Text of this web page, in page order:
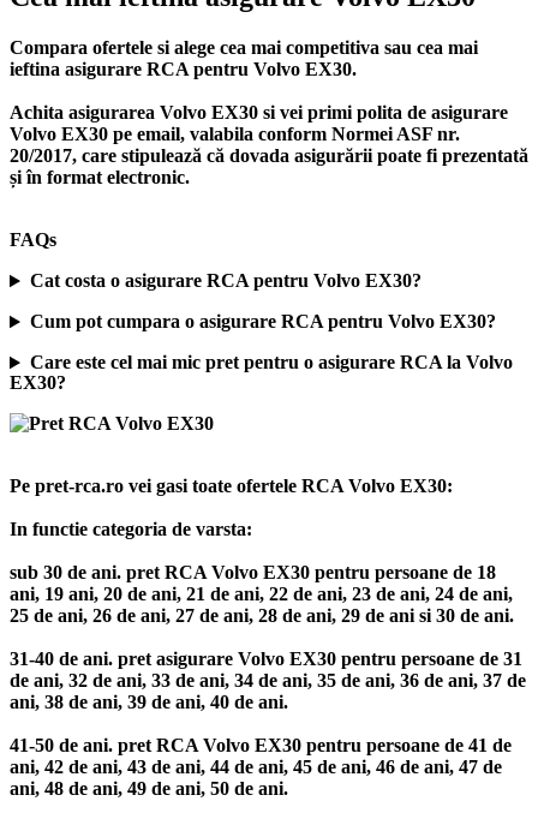
Compara ofertele si alege cea mai competitiva sau cea mai
ieftina asigurare RCA pentru Volvo EX30.
Achita asigurarea Volvo EX30 si vei primi polita de asigurare
Volvo EX30 pe email, valabila conform Normei ASF nr.
20/2017, care stipulează că dovada asigurării poate fi prezentată
și în format electronic.
FAQs
Cat costa o asigurare RCA pentru Volvo EX30?
Cum pot cumpara o asigurare RCA pentru Volvo EX30?
Care este cel mai mic pret pentru o asigurare RCA la Volvo
EX30?
Pe pret-rca.ro vei gasi toate ofertele RCA Volvo EX30:
In functie categoria de varsta:
sub 30 de ani. pret RCA Volvo EX30 pentru persoane de 18
ani, 19 ani, 20 de ani, 21 de ani, 22 de ani, 23 de ani, 24 de ani,
25 de ani, 26 de ani, 27 de ani, 28 de ani, 29 de ani si 30 de ani.
31-40 de ani. pret asigurare Volvo EX30 pentru persoane de 31
de ani, 32 de ani, 33 de ani, 34 de ani, 35 de ani, 36 de ani, 37 de
ani, 38 de ani, 39 de ani, 40 de ani.
41-50 de ani. pret RCA Volvo EX30 pentru persoane de 41 de
ani, 42 de ani, 43 de ani, 44 de ani, 45 de ani, 46 de ani, 47 de
ani, 48 de ani, 49 de ani, 50 de ani.